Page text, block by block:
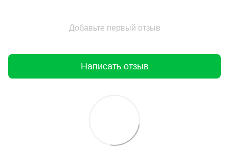
Добавьте первый отзыв
Написать отзыв